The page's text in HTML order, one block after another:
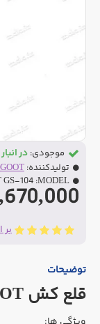
بر
موجودی: در انبار
تولیدکننده: GOOT
MODEL:
GS-104
توضیحات
قلع کش GOOT ژاپنی GS-104